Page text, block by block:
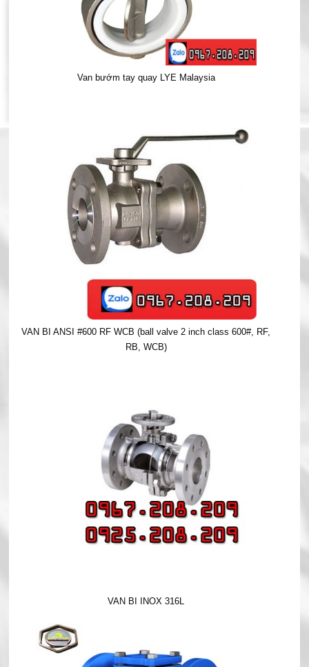
Van bướm tay quay LYE Malaysia
VAN BI ANSI #600 RF WCB (ball valve 2 inch class 600#, RF,
RB, WCB)
VAN BI INOX 316L